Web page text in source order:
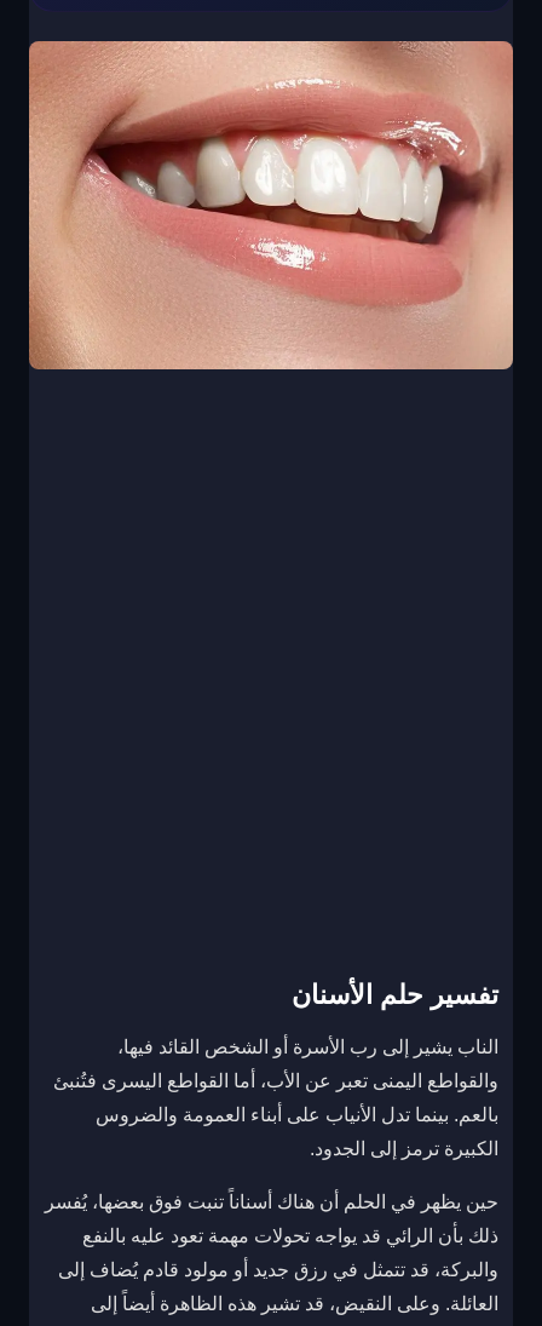
تفسير حلم الأسنان
الناب يشير إلى رب الأسرة أو الشخص القائد فيها،
والقواطع اليمنى تعبر عن الأب، أما القواطع اليسرى فتُنبئ
بالعم. بينما تدل الأنياب على أبناء العمومة والضروس
الكبيرة ترمز إلى الجدود.
حين يظهر في الحلم أن هناك أسناناً تنبت فوق بعضها، يُفسر
ذلك بأن الرائي قد يواجه تحولات مهمة تعود عليه بالنفع
والبركة، قد تتمثل في رزق جديد أو مولود قادم يُضاف إلى
العائلة. وعلى النقيض، قد تشير هذه الظاهرة أيضاً إلى